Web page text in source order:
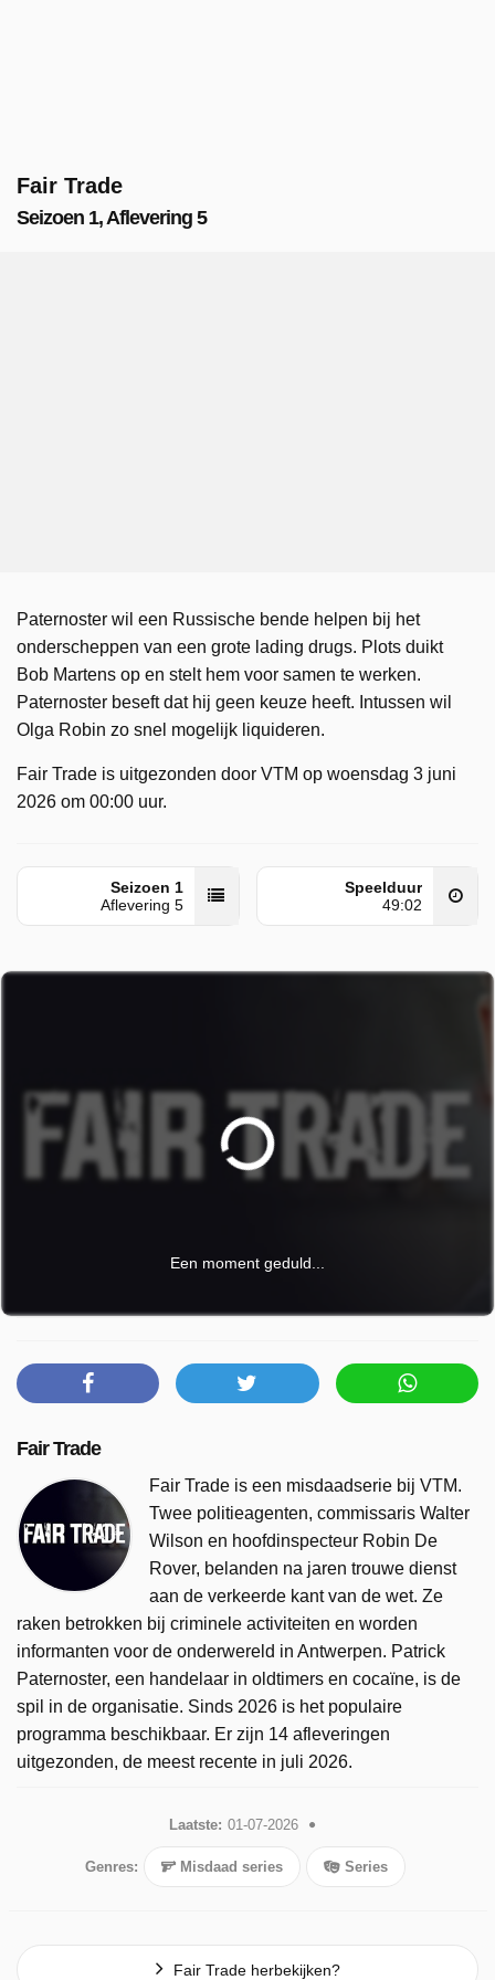
Fair Trade
Seizoen 1, Aflevering 5
Paternoster wil een Russische bende helpen bij het
onderscheppen van een grote lading drugs. Plots duikt
Bob Martens op en stelt hem voor samen te werken.
Paternoster beseft dat hij geen keuze heeft. Intussen wil
Olga Robin zo snel mogelijk liquideren.
Fair Trade is uitgezonden door VTM op woensdag 3 juni
2026 om 00:00 uur.
Seizoen 1
Aflevering 5
Speelduur
49:02
Een moment geduld...
Fair Trade
Fair Trade is een misdaadserie bij VTM.
Twee politieagenten, commissaris Walter
Wilson en hoofdinspecteur Robin De
Rover, belanden na jaren trouwe dienst
aan de verkeerde kant van de wet. Ze
raken betrokken bij criminele activiteiten en worden
informanten voor de onderwereld in Antwerpen. Patrick
Paternoster, een handelaar in oldtimers en cocaïne, is de
spil in de organisatie. Sinds 2026 is het populaire
programma beschikbaar. Er zijn 14 afleveringen
uitgezonden, de meest recente in juli 2026.
Laatste: 01-07-2026
Genres: Misdaad series Series
Fair Trade herbekijken?